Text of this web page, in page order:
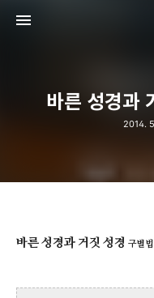
바른 성경과
2014.
바른 성경과 거짓 성경 구별